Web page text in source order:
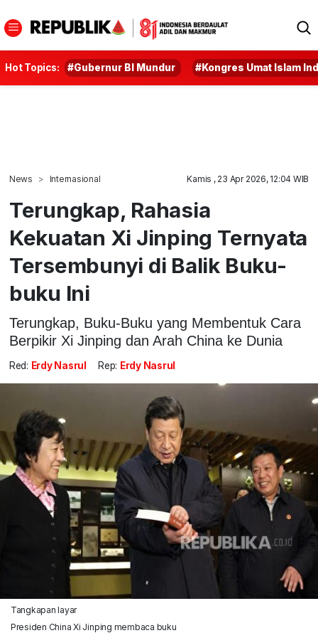
Hot Topics: #Gubernur BI Mundur #Kongres Umat Islam
News Internasional Kamis , 23 Apr 2026, 12:04 WIB
Terungkap, Rahasia
Kekuatan Xi Jinping Ternyata
Tersembunyi di Balik Buku-
buku Ini
Terungkap, Buku-Buku yang Membentuk Cara
Berpikir Xi Jinping dan Arah China ke Dunia
Red: Erdy Nasrul Rep: Erdy Nasrul
Tangkapan layar
Presiden China Xi Jinping membaca buku